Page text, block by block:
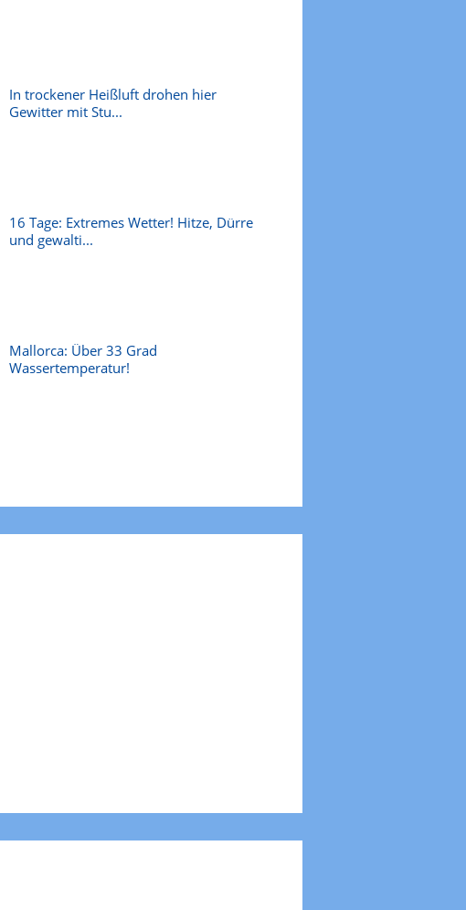
In trockener Heißluft drohen hier
Gewitter mit Stu...
16 Tage: Extremes Wetter! Hitze, Dürre
und gewalti...
Mallorca: Über 33 Grad
Wassertemperatur!